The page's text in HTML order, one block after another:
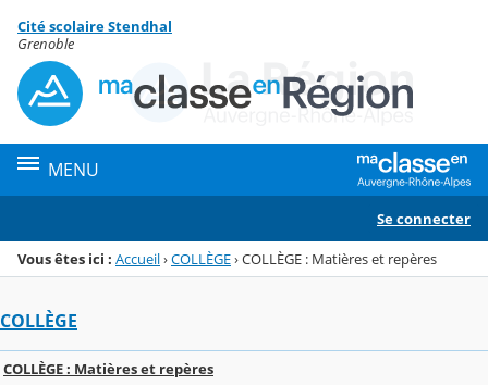
Menu de la rubrique
Contenu
Cité scolaire Stendhal
Grenoble
MENU
Se connecter
Vous êtes ici : Accueil›COLLÈGE›COLLÈGE : Matières et repères
COLLÈGE
COLLÈGE : Matières et repères